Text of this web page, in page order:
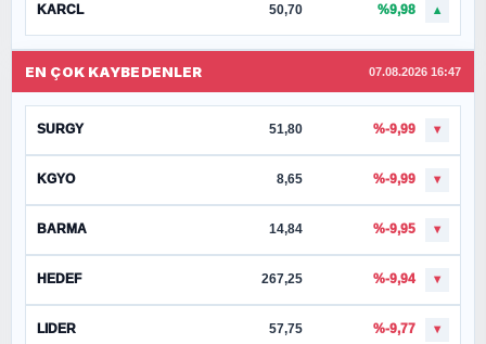
KARCL 50,70 %9,98 ▲
EN ÇOK KAYBEDENLER 07.08.2026 16:47
SURGY 51,80 %-9,99 ▼
KGYO 8,65 %-9,99 ▼
BARMA 14,84 %-9,95 ▼
HEDEF 267,25 %-9,94 ▼
LIDER 57,75 %-9,77 ▼